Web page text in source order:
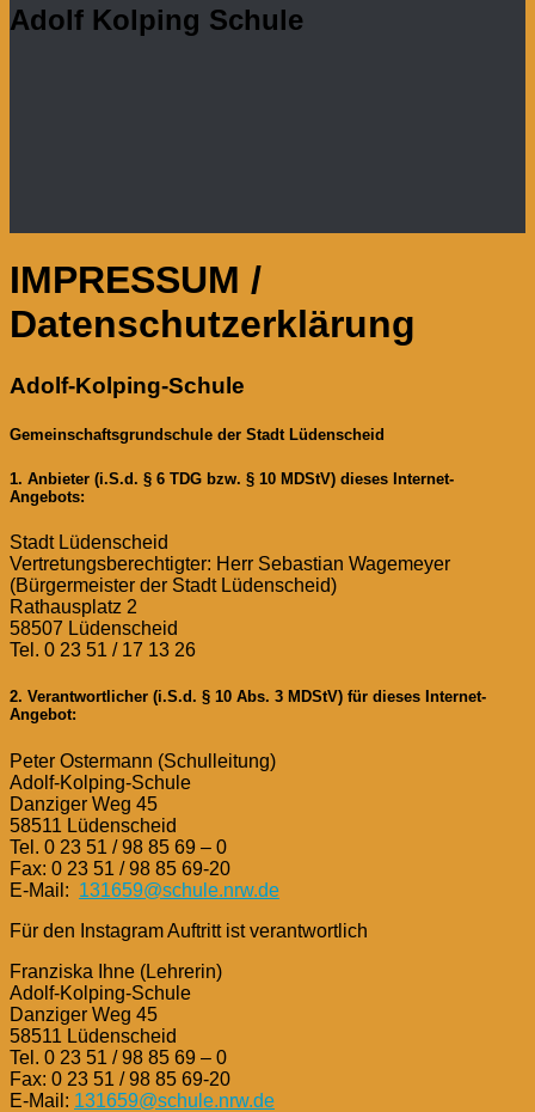
Adolf Kolping Schule
IMPRESSUM /
Datenschutzerklärung
Adolf-Kolping-Schule
Gemeinschaftsgrundschule der Stadt Lüdenscheid
1. Anbieter (i.S.d. § 6 TDG bzw. § 10 MDStV) dieses Internet-
Angebots:
Stadt Lüdenscheid
Vertretungsberechtigter: Herr Sebastian Wagemeyer
(Bürgermeister der Stadt Lüdenscheid)
Rathausplatz 2
58507 Lüdenscheid
Tel. 0 23 51 / 17 13 26
2. Verantwortlicher (i.S.d. § 10 Abs. 3 MDStV) für dieses Internet-
Angebot:
Peter Ostermann (Schulleitung)
Adolf-Kolping-Schule
Danziger Weg 45
58511 Lüdenscheid
Tel. 0 23 51 / 98 85 69 – 0
Fax: 0 23 51 / 98 85 69-20
E-Mail: 131659@schule.nrw.de
Für den Instagram Auftritt ist verantwortlich
Franziska Ihne (Lehrerin)
Adolf-Kolping-Schule
Danziger Weg 45
58511 Lüdenscheid
Tel. 0 23 51 / 98 85 69 – 0
Fax: 0 23 51 / 98 85 69-20
E-Mail: 131659@schule.nrw.de